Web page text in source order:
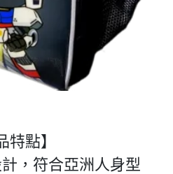
特點】
，符合亞洲人身型